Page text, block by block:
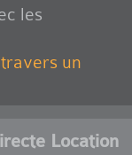
les
un
Location